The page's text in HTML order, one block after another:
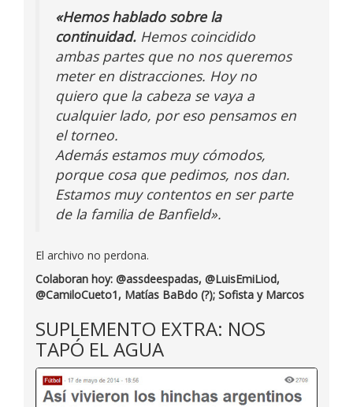
«Hemos hablado sobre la
continuidad. Hemos coincidido
ambas partes que no nos queremos
meter en distracciones. Hoy no
quiero que la cabeza se vaya a
cualquier lado, por eso pensamos en
el torneo.
Además estamos muy cómodos,
porque cosa que pedimos, nos dan.
Estamos muy contentos en ser parte
de la familia de Banfield».
El archivo no perdona.
Colaboran hoy: @assdeespadas, @LuisEmiLiod,
@CamiloCueto1, Matías BaBdo (?); Sofista y Marcos
SUPLEMENTO EXTRA: NOS
TAPÓ EL AGUA